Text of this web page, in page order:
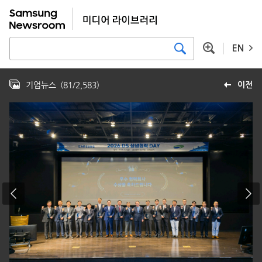
EN
이전
기업뉴스 (81/2,583)